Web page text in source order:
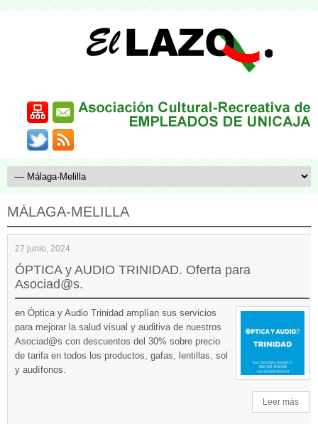
MÁLAGA-MELILLA
27 junio, 2024
ÓPTICA y AUDIO TRINIDAD. Oferta para
Asociad@s.
en Óptica y Audio Trinidad amplían sus servicios
para mejorar la salud visual y auditiva de nuestros
Asociad@s con descuentos del 30% sobre precio
de tarifa en todos los productos, gafas, lentillas, sol
y audífonos.
Leer más